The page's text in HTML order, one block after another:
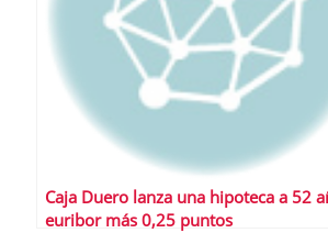
Caja Duero lanza una hipoteca a 52
euribor más 0,25 puntos